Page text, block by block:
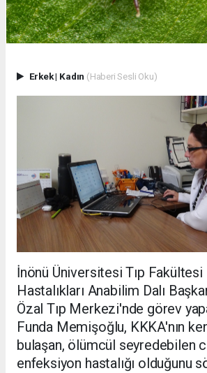
Erkek| Kadın (Haberi Sesli Oku)
İnönü Üniversitesi Tıp
Hastalıkları Anabilim Dalı
Özal Tıp Merkezi'nde görev
Funda Memişoğlu, KKKA'nın
bulaşan, ölümcül seyredebilen
enfeksiyon hastalığı olduğunu